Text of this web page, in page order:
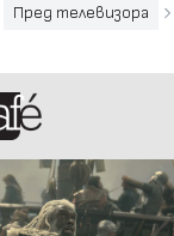
Пред телевизора